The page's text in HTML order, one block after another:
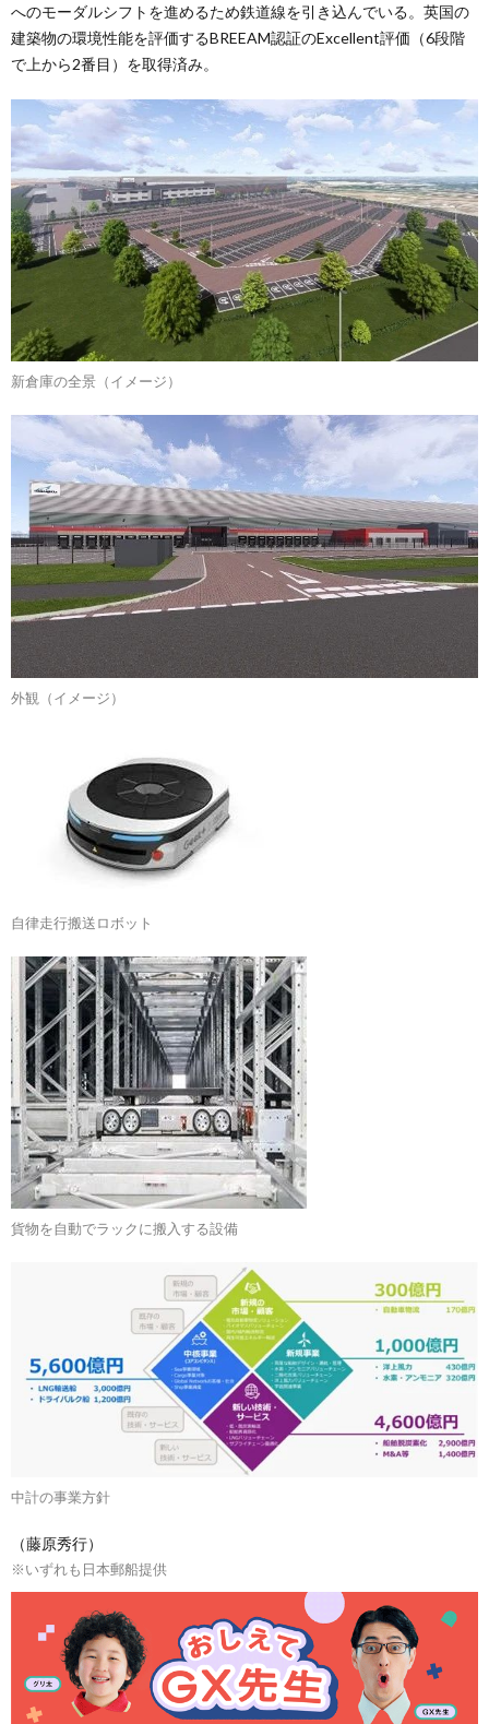
へのモーダルシフトを進めるため鉄道線を引き込んでいる。英国の
建築物の環境性能を評価するBREEAM認証のExcellent評価（6段階
で上から2番目）を取得済み。
新倉庫の全景（イメージ）
外観（イメージ）
自律走行搬送ロボット
貨物を自動でラックに搬入する設備
中計の事業方針
（藤原秀行）
※いずれも日本郵船提供